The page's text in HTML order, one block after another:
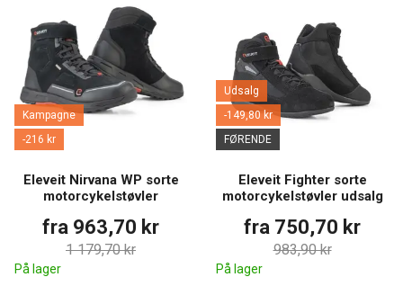
Kampagne
-216 kr
Eleveit Nirvana WP sorte
motorcykelstøvler
fra 963,70 kr
1 179,70 kr
På lager
Udsalg
-149,80 kr
FØRENDE
Eleveit Fighter sorte
motorcykelstøvler udsalg
fra 750,70 kr
983,90 kr
På lager